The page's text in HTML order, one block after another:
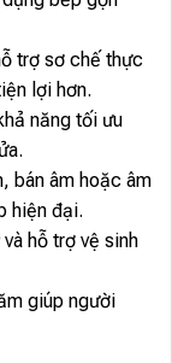
trợ sơ chế thực
lợi hơn.
năng tối ưu
bán âm hoặc âm
hiện đại.
hỗ trợ vệ sinh
giúp người